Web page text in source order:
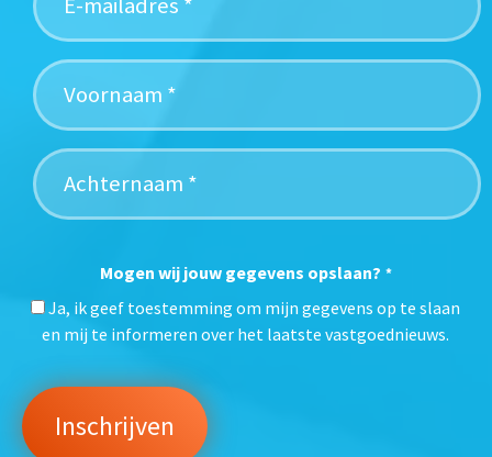
Mogen wij jouw gegevens opslaan? *
Ja, ik geef toestemming om mijn gegevens op te slaan
en mij te informeren over het laatste vastgoednieuws.